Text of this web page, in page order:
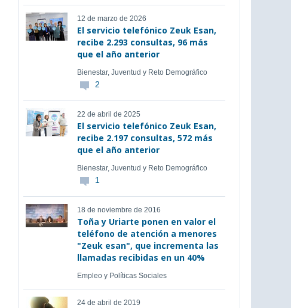
12 de marzo de 2026
El servicio telefónico Zeuk Esan,
recibe 2.293 consultas, 96 más
que el año anterior
Bienestar, Juventud y Reto Demográfico
2
22 de abril de 2025
El servicio telefónico Zeuk Esan,
recibe 2.197 consultas, 572 más
que el año anterior
Bienestar, Juventud y Reto Demográfico
1
18 de noviembre de 2016
Toña y Uriarte ponen en valor el
teléfono de atención a menores
"Zeuk esan", que incrementa las
llamadas recibidas en un 40%
Empleo y Políticas Sociales
24 de abril de 2019